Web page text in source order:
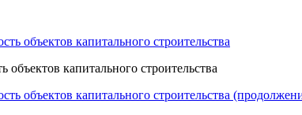
капитального строительства